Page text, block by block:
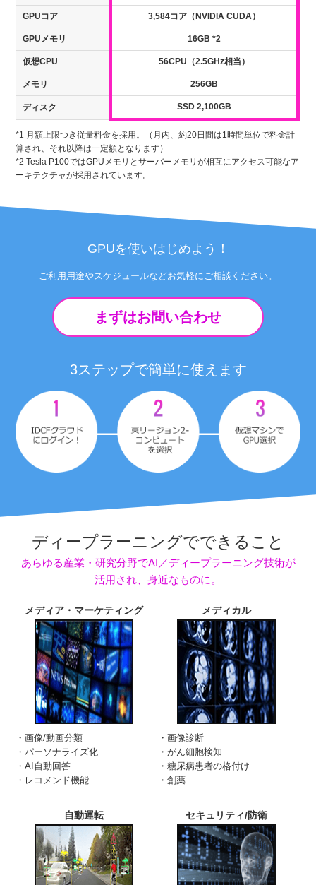
GPUコア 3,584コア（NVIDIA CUDA）
GPUメモリ 16GB *2
仮想CPU 56CPU（2.5GHz相当）
メモリ 256GB
ディスク SSD 2,100GB
*1 月額上限つき従量料金を採用。（月内、約20日間は1時間単位で料金計
算され、それ以降は一定額となります）
*2 Tesla P100ではGPUメモリとサーバーメモリが相互にアクセス可能なア
ーキテクチャが採用されています。
GPUを使いはじめよう！
ご利用用途やスケジュールなどお気軽にご相談ください。
まずはお問い合わせ
3ステップで簡単に使えます
ディープラーニングでできること
あらゆる産業・研究分野でAI／ディープラーニング技術が
活用され、身近なものに。
メディア・マーケティング
・画像/動画分類
・パーソナライズ化
・AI自動回答
・レコメンド機能
メディカル
・画像診断
・がん細胞検知
・糖尿病患者の格付け
・創薬
自動運転 セキュリティ/防衛